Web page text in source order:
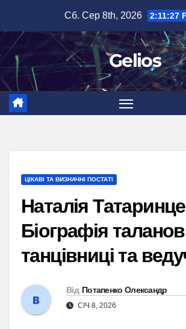
вмісту
Сб. Сер 8th, 2026 2:11:29
Gelios
ЦІКАВІ ТА ВИЗНАЧНІ ПОСТАТІ
Наталія
Біографія
танцівниці та
Від Потапенко Олександр
СІЧ 8, 2026